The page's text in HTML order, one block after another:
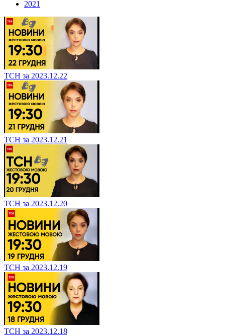
2021
ТСН за 2023.12.22
ТСН за 2023.12.21
ТСН за 2023.12.20
ТСН за 2023.12.19
ТСН за 2023.12.18